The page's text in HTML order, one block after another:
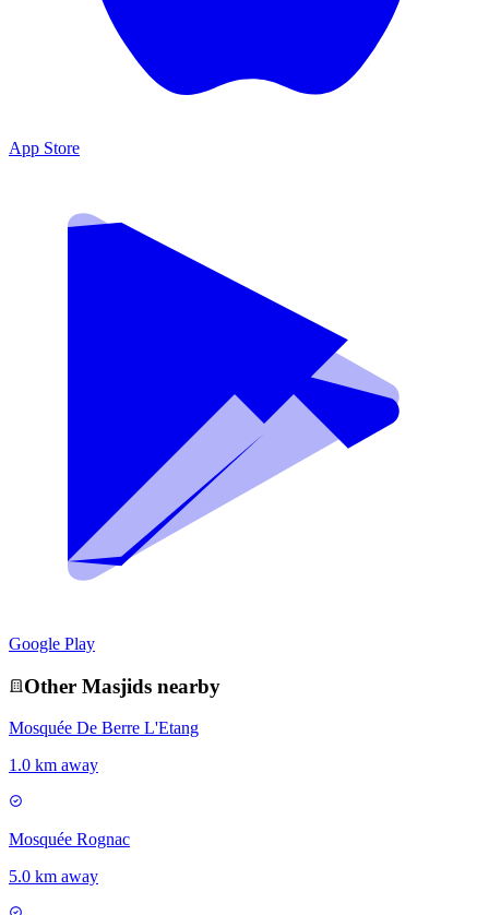
App Store
Google Play
Other Masjids nearby
Mosquée De Berre L'Etang
1.0 km away
Mosquée Rognac
5.0 km away